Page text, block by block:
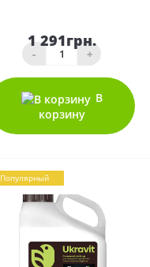
1 291грн.
- +
В
корзину
Популярный